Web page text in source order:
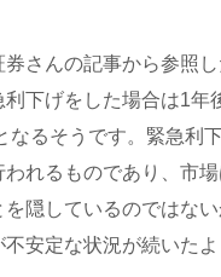
券さんの記事から参照
利下げをした場合は1年
なるそうです。緊急利
われるものであり、市
を隠しているのではな
安定な状況が続いたよ